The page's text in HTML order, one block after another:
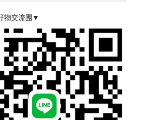
物交流團▼